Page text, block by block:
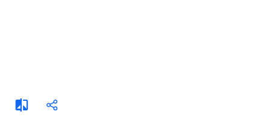
添
加
分